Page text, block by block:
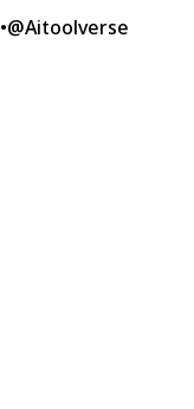
•@Aitoolverse